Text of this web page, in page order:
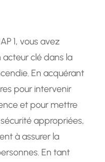
1, vous avez
acteur clé dans la
En acquérant
pour intervenir
et pour mettre
appropriées,
à assurer la
En tant